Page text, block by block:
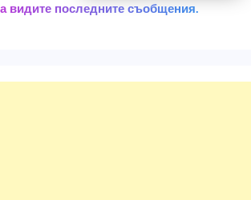
видите последните съобщения.